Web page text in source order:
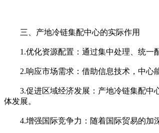
三、产地冷链集配中心的实际作用
1.优化资源配置：通过集中处理、统一配
2.响应市场需求：借助信息技术，中心能
3.促进区域经济发展：产地冷链集配中心
体发展。
4.增强国际竞争力：随着国际贸易的加深